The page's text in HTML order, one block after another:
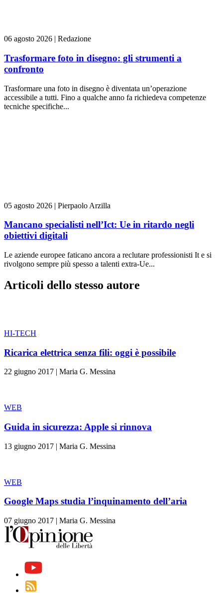
06 agosto 2026 | Redazione
Trasformare foto in disegno: gli strumenti a
confronto
Trasformare una foto in disegno è diventata un’operazione
accessibile a tutti. Fino a qualche anno fa richiedeva competenze
tecniche specifiche...
05 agosto 2026 | Pierpaolo Arzilla
Mancano specialisti nell’Ict: Ue in ritardo negli
obiettivi digitali
Le aziende europee faticano ancora a reclutare professionisti It e si
rivolgono sempre più spesso a talenti extra-Ue...
Articoli dello stesso autore
HI-TECH
Ricarica elettrica senza fili: oggi è possibile
22 giugno 2017 | Maria G. Messina
WEB
Guida in sicurezza: Apple si rinnova
13 giugno 2017 | Maria G. Messina
WEB
Google Maps studia l’inquinamento dell’aria
07 giugno 2017 | Maria G. Messina